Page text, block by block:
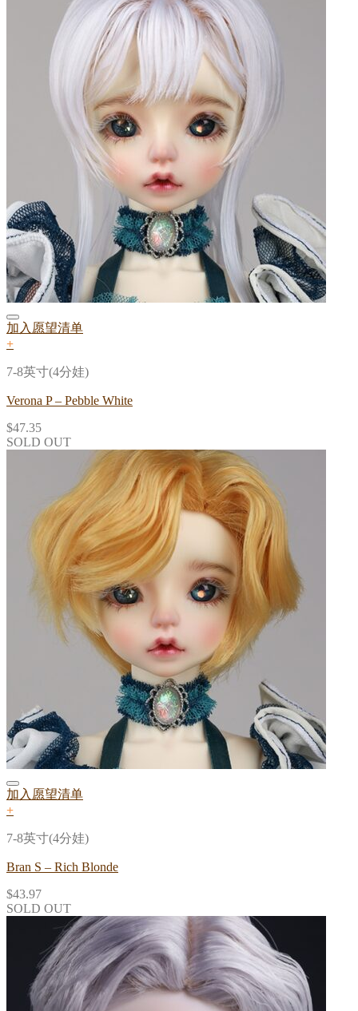
加入愿望清单
+
7-8英寸(4分娃)
Verona P – Pebble White
$47.35
SOLD OUT
加入愿望清单
+
7-8英寸(4分娃)
Bran S – Rich Blonde
$43.97
SOLD OUT